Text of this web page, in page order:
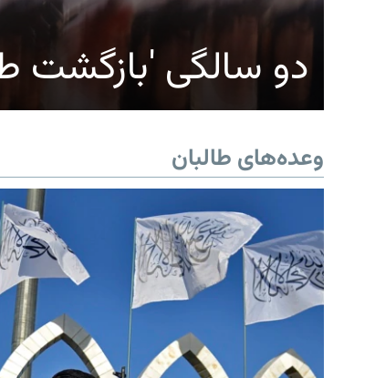
دو سالگی 'بازگشت
وعده‌های طالبان